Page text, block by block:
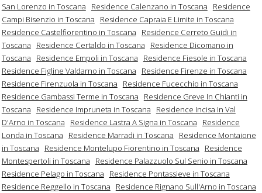
San Lorenzo in Toscana
Residence Calenzano in Toscana
Residence
Campi Bisenzio in Toscana
Residence Capraia E Limite in Toscana
Residence Castelfiorentino in Toscana
Residence Cerreto Guidi in
Toscana
Residence Certaldo in Toscana
Residence Dicomano in
Toscana
Residence Empoli in Toscana
Residence Fiesole in Toscana
Residence Figline Valdarno in Toscana
Residence Firenze in Toscana
Residence Firenzuola in Toscana
Residence Fucecchio in Toscana
Residence Gambassi Terme in Toscana
Residence Greve In Chianti in
Toscana
Residence Impruneta in Toscana
Residence Incisa In Val
D'Arno in Toscana
Residence Lastra A Signa in Toscana
Residence
Londa in Toscana
Residence Marradi in Toscana
Residence Montaione
in Toscana
Residence Montelupo Fiorentino in Toscana
Residence
Montespertoli in Toscana
Residence Palazzuolo Sul Senio in Toscana
Residence Pelago in Toscana
Residence Pontassieve in Toscana
Residence Reggello in Toscana
Residence Rignano Sull'Arno in Toscana